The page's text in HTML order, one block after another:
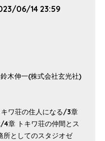
06/14 23:59
木伸一(株式会社玄光社)
キワ荘の住人になる/3章
4章 トキワ荘の仲間とス
としてのスタジオゼ